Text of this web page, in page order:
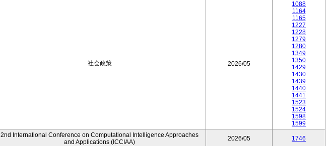
社会政策 2026/05
1088
1164
1165
1227
1228
1279
1280
1349
1350
1429
1430
1439
1440
1441
1523
1524
1598
1599
2nd International Conference on Computational Intelligence Approaches
and Applications (ICCIAA)
2026/05 1746